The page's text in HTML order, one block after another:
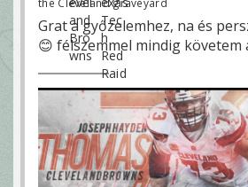
Grat a győzelemhez, na és
😊 félszemmel mindig követem